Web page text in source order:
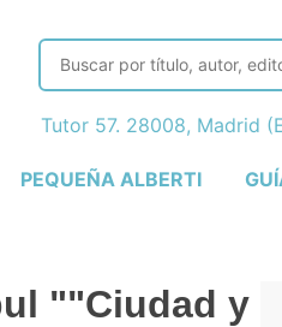
PEQUEÑA ALBERTI
Tutor 57. 28008, Madrid
""Ciudad y